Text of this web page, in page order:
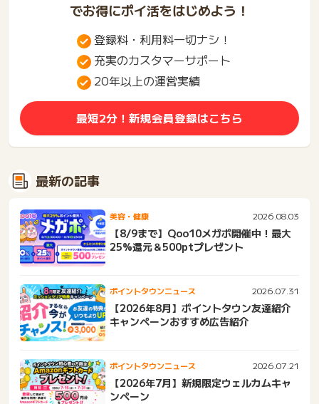
でお得にポイ活をはじめよう！
登録料・利用料一切ナシ！
充実のカスタマーサポート
20年以上の運営実績
最短2分！新規会員登録はこちら
最新の記事
美容・健康 2026.08.03
【8/9まで】Qoo10メガポ開催中！最大
25%還元＆500ptプレゼント
ポイントタウンニュース 2026.07.31
【2026年8月】ポイントタウン友達紹介
キャンペーンおすすめ広告紹介
ポイントタウンニュース 2026.07.21
【2026年7月】新規限定ウェルカムキャ
ンペーン